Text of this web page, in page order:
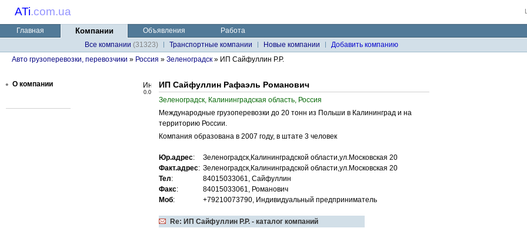
ATi.com.ua
Главная Компании Объявления
Работа
Все компании (31323) Транспортные компании Новые компании
Добавить компанию
Авто грузоперевозки, перевозчики » Россия » Зеленоградск » ИП Сайфуллин Р.Р.
• О компании
0.0
ИП Сайфуллин Рафаэль Романович
Зеленоградск, Калининградская область, Россия
Международные грузоперевозки до 20 тонн из Польши в Калининград и на
территорию России.
Компания образована в 2007 году, в штате 3 человек
Юр.адрес:
Зеленоградск,Калининградской области,ул.Московская 20
Факт.адрес: Зеленоградск,Калининградской области,ул.Московская 20
Тел:
84015033061, Сайфуллин
Факс:
84015033061, Романович
Моб: +79210073790, Индивидуальный предприниматель
Re: ИП Сайфуллин Р.Р. - каталог компаний